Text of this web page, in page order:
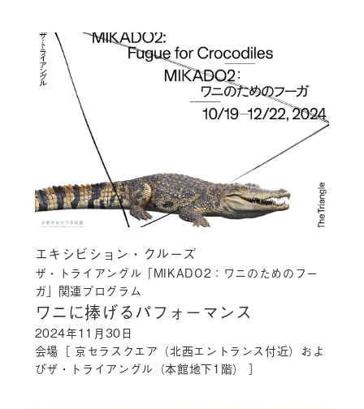
エキシビション・クルーズ
ザ・トライアングル「MIKADO2：ワニのためのフー
ガ」関連プログラム
ワニに捧げるパフォーマンス
2024年11月30日
会場［ 京セラスクエア（北西エントランス付近）およ
びザ・トライアングル（本館地下1階） ］